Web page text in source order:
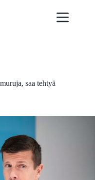
saa tehtyä